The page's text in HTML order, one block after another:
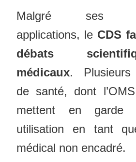
Malgré ses
applications, le CDS
débats
médicaux. Plusieurs
de santé, dont
mettent en garde
utilisation en tant
médical non encadré.